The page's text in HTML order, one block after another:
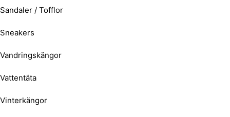
Sandaler / Tofflor
Sneakers
Vandringskängor
Vattentäta
Vinterkängor